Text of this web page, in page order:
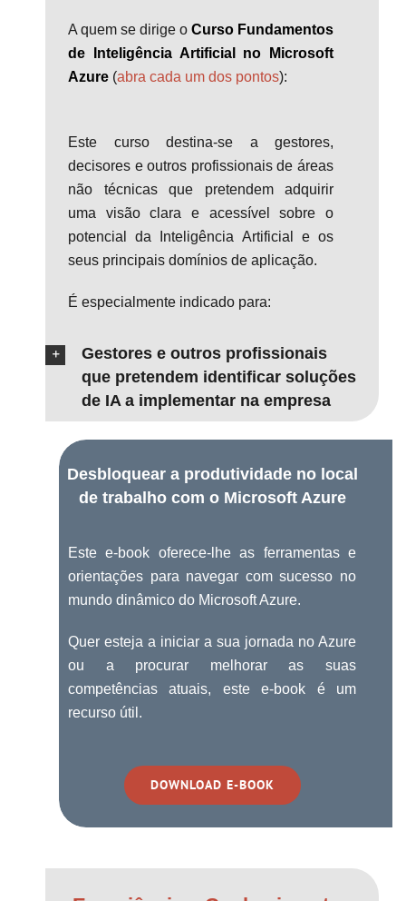
A quem se dirige o Curso Fundamentos
de Inteligência Artificial no Microsoft
Azure (abra cada um dos pontos):
Este curso destina-se a gestores,
decisores e outros profissionais de áreas
não técnicas que pretendem adquirir
uma visão clara e acessível sobre o
potencial da Inteligência Artificial e os
seus principais domínios de aplicação.
É especialmente indicado para:
Gestores e outros profissionais
que pretendem identificar soluções
de IA a implementar na empresa
Desbloquear a produtividade no local
de trabalho com o Microsoft Azure
Este e-book oferece-lhe as ferramentas e
orientações para navegar com sucesso no
mundo dinâmico do Microsoft Azure.
Quer esteja a iniciar a sua jornada no Azure
ou a procurar melhorar as suas
competências atuais, este e-book é um
recurso útil.
DOWNLOAD E-BOOK